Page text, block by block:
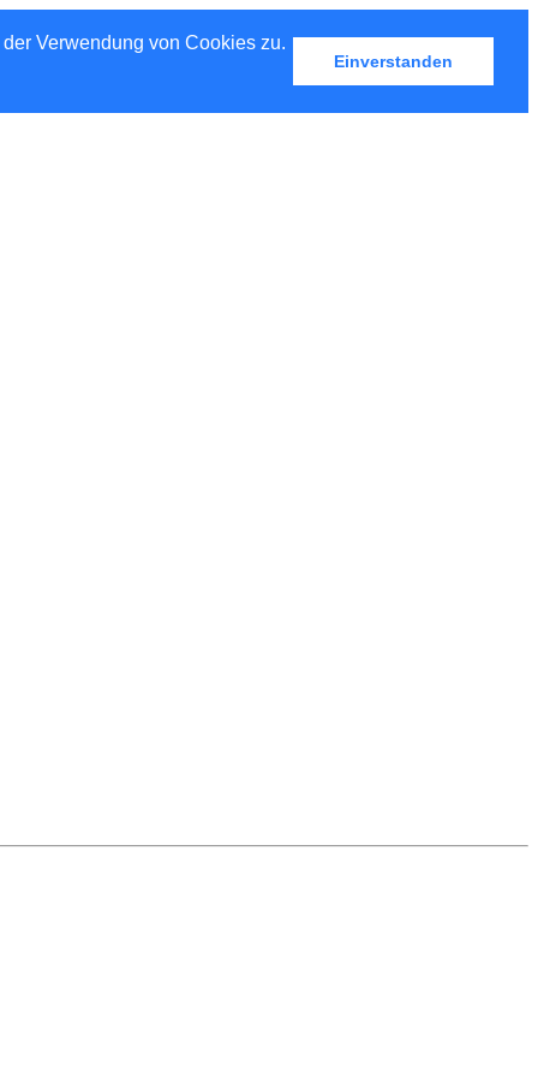
Verwendung von Cookies zu.
Einverstanden